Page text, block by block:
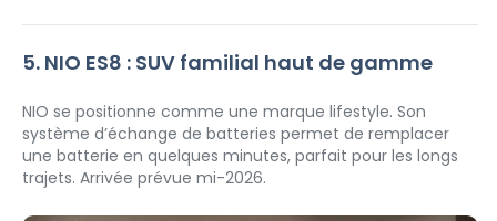
5. NIO ES8 : SUV familial haut de gamme
NIO se positionne comme une marque lifestyle. Son
système d’échange de batteries permet de remplacer
une batterie en quelques minutes, parfait pour les longs
trajets. Arrivée prévue mi-2026.